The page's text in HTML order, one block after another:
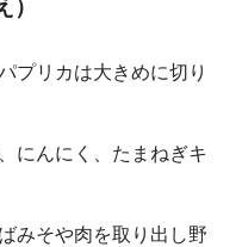
プリカは大きめに切り
にんにく、たまねぎキ
みそや肉を取り出し野